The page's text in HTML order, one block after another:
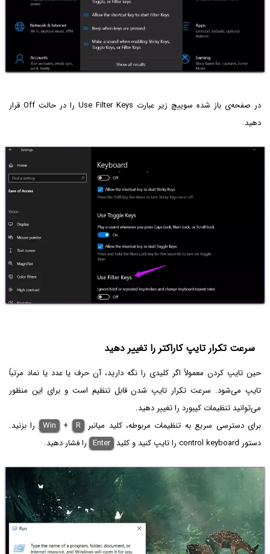
در صفحه‌ی باز شده سوییچ زیر عبارت Use Filter Keys را در حالت Off قرار
دهید.
سرعت تکرار تایپ کاراکتر را تغییر دهید
حین تایپ کردن معمولاً اگر کلیدی را نگه دارید، آن حرف یا عدد یا نماد مرتباً
تایپ می‌شود. سرعت تکرار تایپ شدن قابل تنظیم است و برای این منظور
می‌توانید تنظیمات کیبورد را تغییر دهید.
برای دسترسی سریع به تنظیمات مربوطه، کلید میانبر
Win + R
را بزنید.
دستور control keyboard را تایپ کنید و کلید
Enter را فشار دهید.